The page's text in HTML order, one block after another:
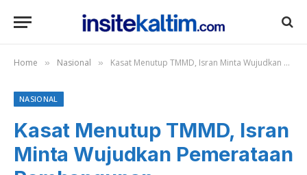
Home » Nasional » Kasat Menutup TMMD, Isran Minta Wujudkan Pemerataan Pembangunan
NASIONAL
Kasat Menutup TMMD, Isran
Minta Wujudkan Pemerataan